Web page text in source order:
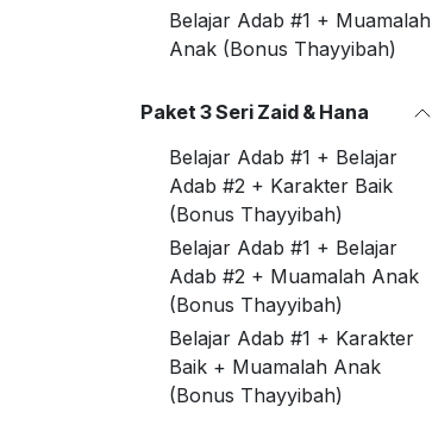
Belajar Adab #1 + Muamalah
Anak (Bonus Thayyibah)
Paket 3 Seri Zaid & Hana
Belajar Adab #1 + Belajar
Adab #2 + Karakter Baik
(Bonus Thayyibah)
Belajar Adab #1 + Belajar
Adab #2 + Muamalah Anak
(Bonus Thayyibah)
Belajar Adab #1 + Karakter
Baik + Muamalah Anak
(Bonus Thayyibah)